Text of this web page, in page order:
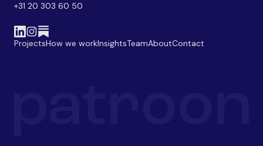
+31 20 303 60 50
ProjectsHow we workInsightsTeamAboutContact